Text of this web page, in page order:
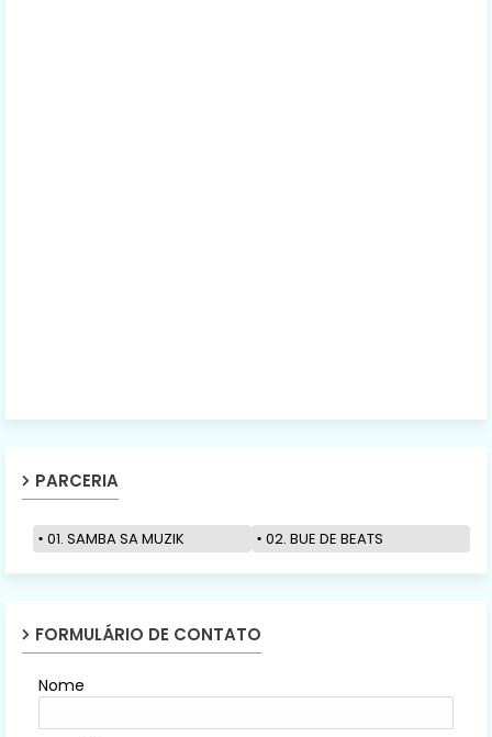
PARCERIA
01. SAMBA SA MUZIK 02. BUE DE BEATS
FORMULÁRIO DE CONTATO
Nome